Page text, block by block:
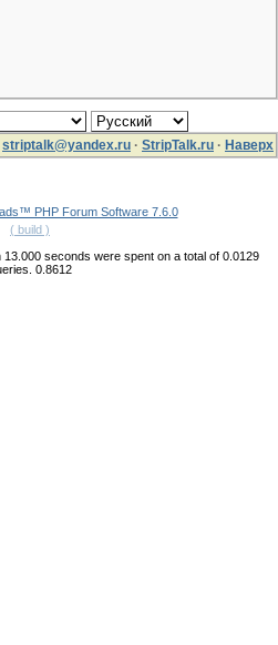
striptalk@yandex.ru · StripTalk.ru · Наверх
PHP Forum Software 7.6.0
( build )
seconds were spent on a total of 0.0129
0.8612